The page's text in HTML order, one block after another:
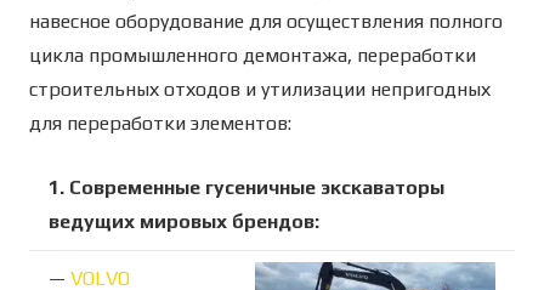
навесное оборудование для осуществления полного
цикла промышленного демонтажа, переработки
строительных отходов и утилизации непригодных
для переработки элементов:
1. Современные гусеничные экскаваторы
ведущих мировых брендов:
— VOLVO